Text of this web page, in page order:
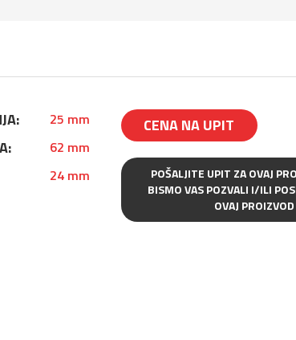
25 mm
62 mm
24 mm
CENA NA UPIT
POŠALJITE UPIT ZA OVAJ
BISMO VAS POZVALI I/ILI
OVAJ PROIZVOD